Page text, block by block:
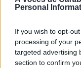
Personal
If you wish to opt-
processing of your
targeted advertising
section to confirm